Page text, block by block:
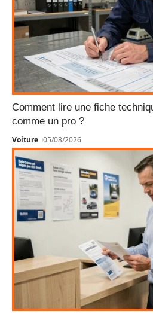
Comment lire une fiche
comme un pro ?
Voiture 05/08/2026